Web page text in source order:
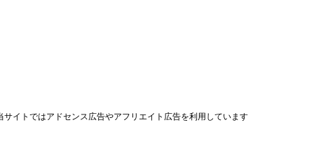
サイトではアドセンス広告やアフリエイト広告を利用しています